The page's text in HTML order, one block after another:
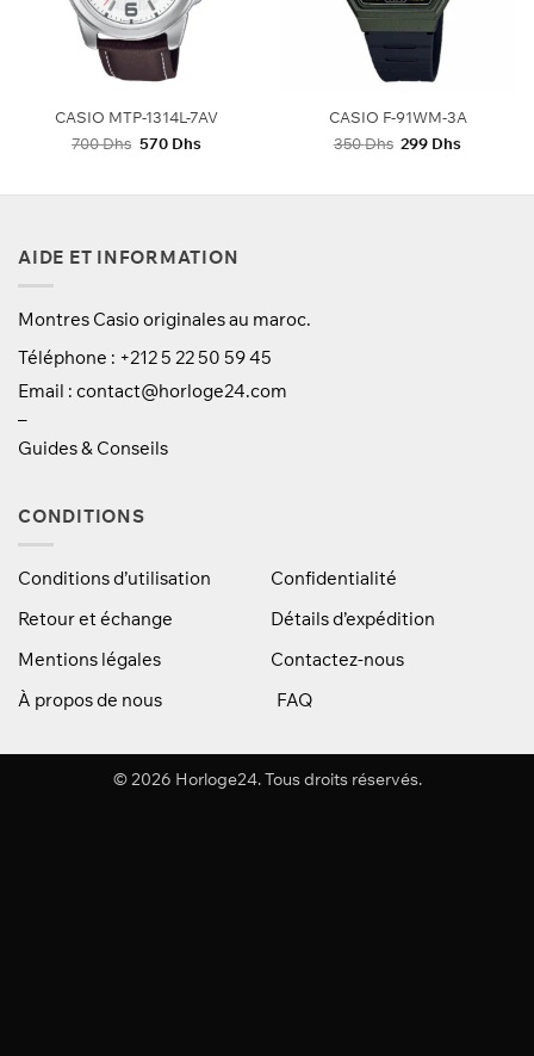
CASIO MTP-1314L-7AV
700Dhs Le
prix
700 Dhs.
570 DhsLe
prix
570 Dhs.
CASIO F-91WM-3A
350Dhs Le
prix
350 Dhs.
299 DhsLe
299 Dhs.
AIDE ET INFORMATION
Montres Casio originales au maroc.
Téléphone : +212 5 22 50 59 45
Email : contact@horloge24.com
–
Guides & Conseils
CONDITIONS
Conditions d’utilisation
Confidentialité
Retour et échange
Détails d’expédition
Mentions légales
Contactez-nous
À propos de nous
FAQ
© 2026 Horloge24. Tous droits réservés.